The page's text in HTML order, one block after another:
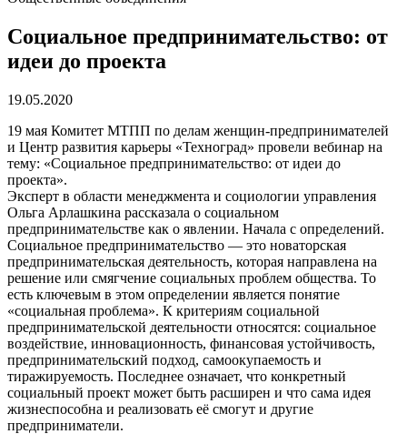
Социальное предпринимательство: от
идеи до проекта
19.05.2020
19 мая Комитет МТПП по делам женщин-предпринимателей
и Центр развития карьеры «Техноград» провели вебинар на
тему: «Социальное предпринимательство: от идеи до
проекта».
Эксперт в области менеджмента и социологии управления
Ольга Арлашкина рассказала о социальном
предпринимательстве как о явлении. Начала с определений.
Социальное предпринимательство — это новаторская
предпринимательская деятельность, которая направлена на
решение или смягчение социальных проблем общества. То
есть ключевым в этом определении является понятие
«социальная проблема». К критериям социальной
предпринимательской деятельности относятся: социальное
воздействие, инновационность, финансовая устойчивость,
предпринимательский подход, самоокупаемость и
тиражируемость. Последнее означает, что конкретный
социальный проект может быть расширен и что сама идея
жизнеспособна и реализовать её смогут и другие
предприниматели.